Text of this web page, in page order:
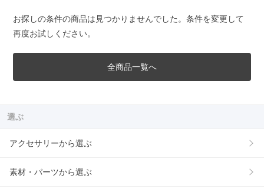
お探しの条件の商品は見つかりませんでした。条件を変更して
再度お試しください。
全商品一覧へ
選ぶ
アクセサリーから選ぶ
素材・パーツから選ぶ